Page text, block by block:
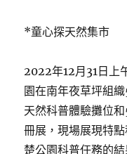
*童心探天然集市
2022年12月31日上
園在南年夜草坪組
天然科普體驗攤位
冊展，現場展現特
楚公園科普任務的